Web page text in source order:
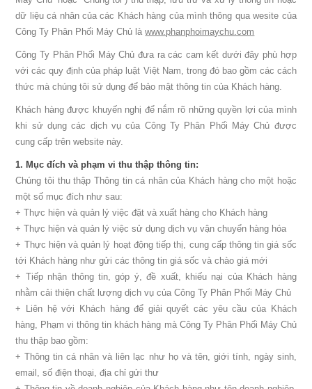
dữ liệu cá nhân của các Khách hàng của mình thông qua wesite của
Công Ty Phân Phối Máy Chủ làwww.phanphoimaychu.com
Công Ty Phân Phối Máy Chủ đưa ra các cam kết dưới đây phù hợp
với các quy định của pháp luật Việt Nam, trong đó bao gồm các cách
thức mà chúng tôi sử dụng để bảo mật thông tin của Khách hàng.
Khách hàng được khuyến nghị để nắm rõ những quyền lợi của mình
khi sử dụng các dịch vụ của Công Ty Phân Phối Máy Chủ được
cung cấp trên website này.
1. Mục đích và phạm vi thu thập thông tin:
Chúng tôi thu thập Thông tin cá nhân của Khách hàng cho một hoặc
một số mục đích như sau:
+ Thực hiện và quản lý việc đặt và xuất hàng cho Khách hàng
+ Thực hiện và quản lý việc sử dụng dịch vụ vận chuyển hàng hóa
+ Thực hiện và quản lý hoạt động tiếp thị, cung cấp thông tin giá sốc
tới Khách hàng như gửi các thông tin giá sốc và chào giá mới
+ Tiếp nhận thông tin, góp ý, đề xuất, khiếu nại của Khách hàng
nhằm cải thiện chất lượng dịch vụ của Công Ty Phân Phối Máy Chủ
+ Liên hệ với Khách hàng để giải quyết các yêu cầu của Khách
hàng, Phạm vi thông tin khách hàng mà Công Ty Phân Phối Máy Chủ
thu thập bao gồm:
+ Thông tin cá nhân và liên lạc như họ và tên, giới tính, ngày sinh,
email, số điện thoại, địa chỉ gửi thư